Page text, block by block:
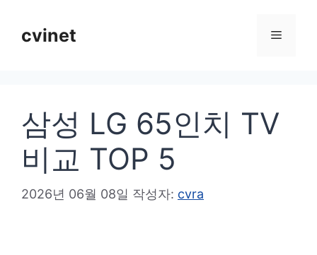
cvinet 메
삼성 LG 65인치 TV
비교 TOP 5
2026년 06월 08일 작성자: cvra